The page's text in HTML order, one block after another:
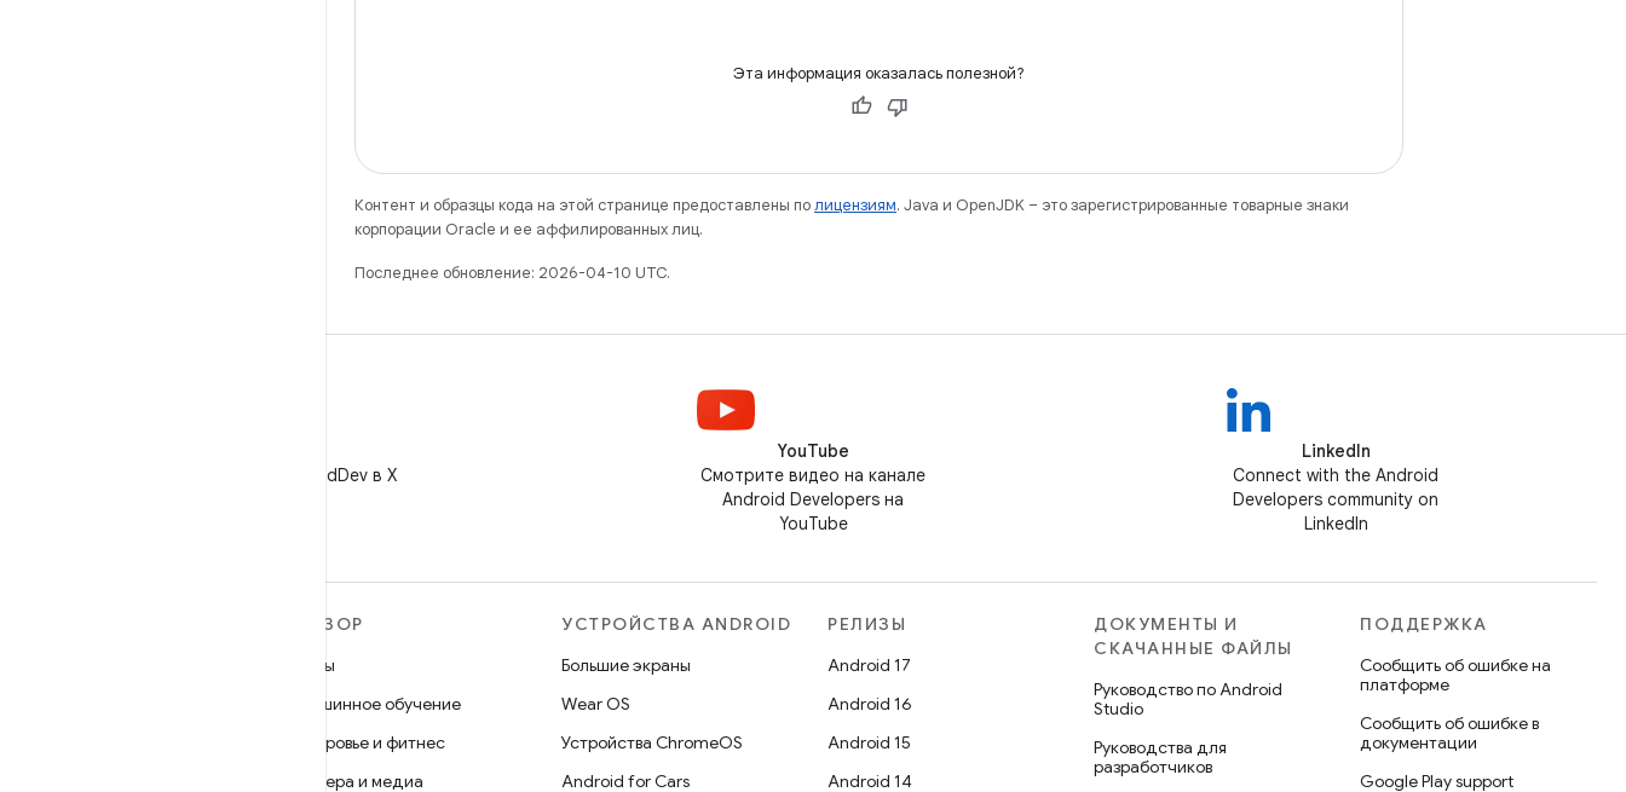
Эта информация оказалась полезной?
Контент и образцы кода на этой странице предоставлены полицензиям. Java и OpenJDK – это зарегистрированные товарные знаки
корпорации Oracle и ее аффилированных лиц.
Последнее обновление: 2026-04-10 UTC.
Читайте @AndroidDev в X
YouTube
Смотрите видео на канале
Android Developers на
YouTube
LinkedIn
Connect with the Android
Developers community on
LinkedIn
ОБЗОР
Игры
Машинное обучение
Здоровье и фитнес
Камера и медиа
УСТРОЙСТВА ANDROID
Большие экраны
Wear OS
Устройства ChromeOS
Android for Cars
РЕЛИЗЫ
Android 17
Android 16
Android 15
Android 14
ДОКУМЕНТЫ И
СКАЧАННЫЕ ФАЙЛЫ
Руководство по Android
Studio
Руководства для
разработчиков
ПОДДЕРЖКА
Сообщить об ошибке на
платформе
Сообщить об ошибке в
документации
Google Play support